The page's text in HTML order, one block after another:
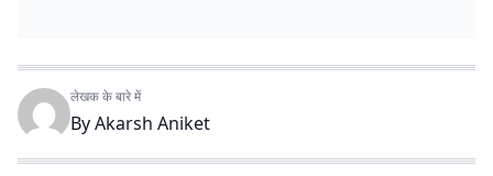
लेखक के बारे में
ByAkarsh Aniket